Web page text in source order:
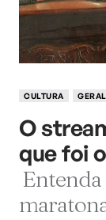
CULTURA GERAL
O
que foi